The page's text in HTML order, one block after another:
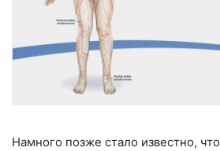
Намного позже стало известно, что